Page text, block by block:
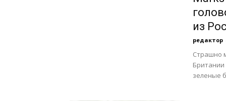
из
редактор
Cтрашно
зеленые